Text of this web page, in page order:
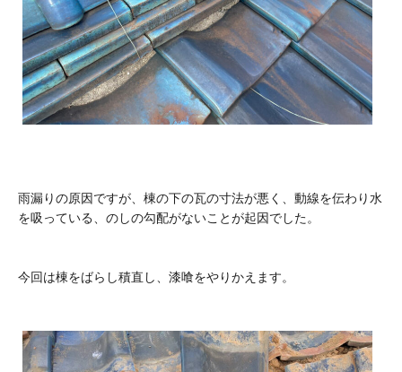
雨漏りの原因ですが、棟の下の瓦の寸法が悪く、動線を伝わり水
を吸っている、のしの勾配がないことが起因でした。
今回は棟をばらし積直し、漆喰をやりかえます。